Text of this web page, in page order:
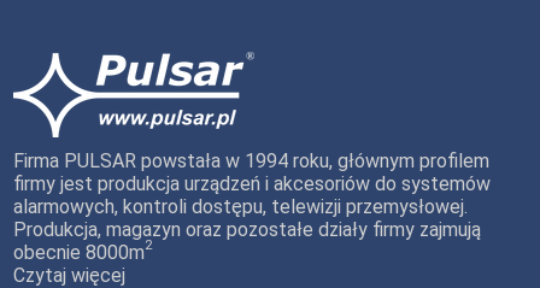
Firma PULSAR powstała w 1994 roku, głównym profilem
firmy jest produkcja urządzeń i akcesoriów do systemów
alarmowych, kontroli dostępu, telewizji przemysłowej.
Produkcja, magazyn oraz pozostałe działy firmy zajmują
obecnie 8000m2
Czytaj więcej